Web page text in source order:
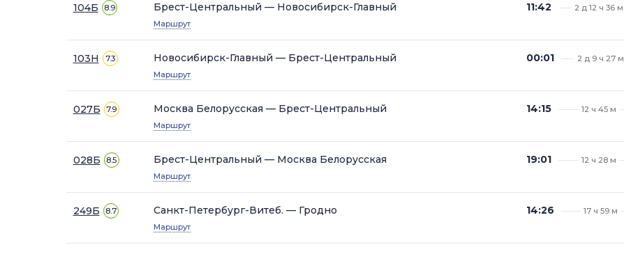
104Б 8.9 Брест-Центральный — Новосибирск-Главный
Маршрут
11:42 2 д 12 ч 36 м
103Н 7.3 Новосибирск-Главный — Брест-Центральный
Маршрут
00:01 2 д 9 ч 27 м
027Б 7.9 Москва Белорусская — Брест-Центральный
Маршрут
14:15 12 ч 45 м
028Б 8.5 Брест-Центральный — Москва Белорусская
Маршрут
19:01 12 ч 28 м
249Б 8.7 Санкт-Петербург-Витеб. — Гродно
Маршрут
14:26 17 ч 59 м